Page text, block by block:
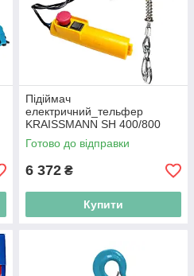
Підіймач
електричний_тельфер
KRAISSMANN SH 400/800
(400-800 кг)_лебідка
електрична
Готово до відправки
6 372 ₴
Купити